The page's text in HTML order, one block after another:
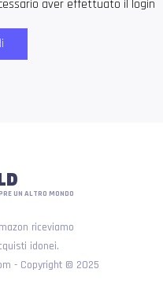
aver effettuato il login
UN ALTRO MONDO
riceviamo
idonei.
- Copyright © 2025